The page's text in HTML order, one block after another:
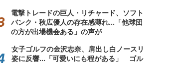
電撃トレードの巨人・リチャード、ソフト
バンク・秋広優人の存在感薄れ...「他球団
の方が出場機会ある」の声が
女子ゴルフの金沢志奈、肩出し白ノースリ
姿に反響...「可愛いにも程がある」 ゴル